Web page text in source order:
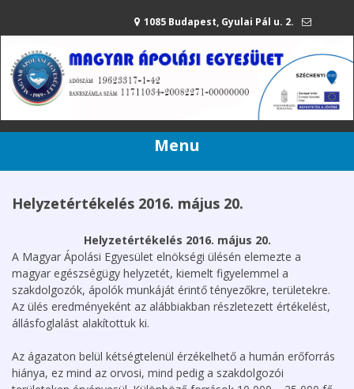
1085 Budapest, Gyulai Pál u. 2.
mae@apolasiegyesulet.hu 20/216-42-80
Menu
Helyzetértékelés 2016. május 20.
Helyzetértékelés 2016. május 20.
A Magyar Ápolási Egyesület elnökségi ülésén elemezte a
magyar egészségügy helyzetét, kiemelt figyelemmel a
szakdolgozók, ápolók munkáját érintő tényezőkre, területekre.
Az ülés eredményeként az alábbiakban részletezett értékelést,
állásfoglalást alakítottuk ki.
Az ágazaton belül kétségtelenül érzékelhető a humán erőforrás
hiánya, ez mind az orvosi, mind pedig a szakdolgozói